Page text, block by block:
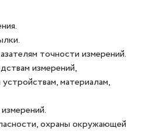
точности измерений.
измерений,
материалам,
охраны окружающей